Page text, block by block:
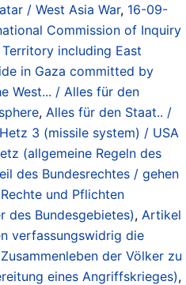
/ West Asia War, 16-09-
Commission of Inquiry
including East
in Gaza committed by
West... / Alles für den
, Alles für den Staat.. /
3 (missile system) / USA
(allgemeine Regeln des
des Bundesrechtes / gehen
und Pflichten
des Bundesgebietes), Artikel
verfassungswidrig die
der Völker zu
eines Angriffskrieges),